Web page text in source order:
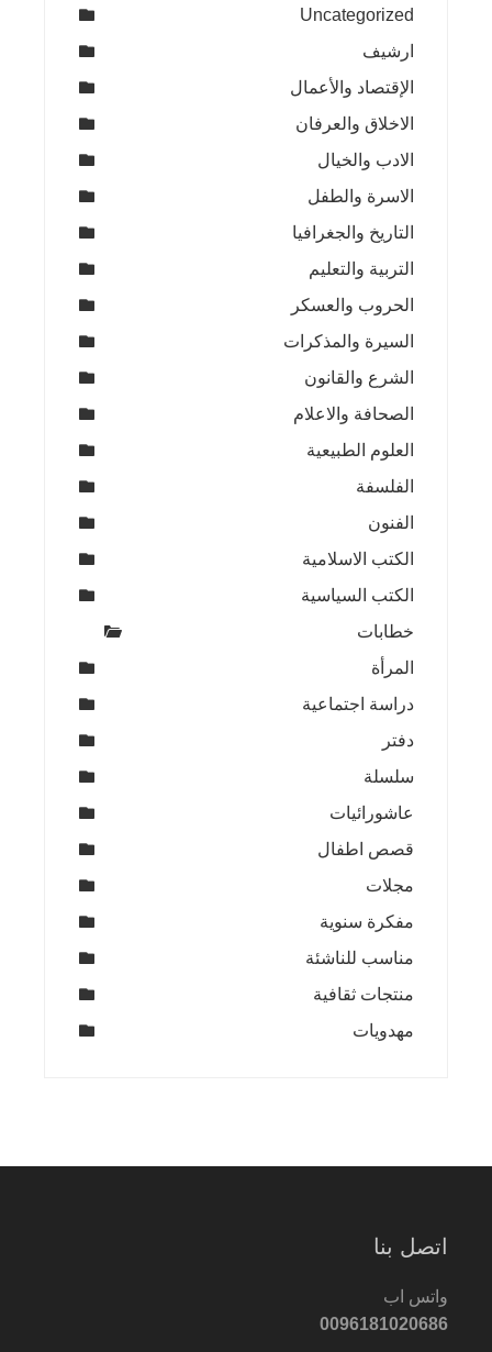
Uncategorized
ارشيف
الإقتصاد والأعمال
الاخلاق والعرفان
الادب والخيال
الاسرة والطفل
التاريخ والجغرافيا
التربية والتعليم
الحروب والعسكر
السيرة والمذكرات
الشرع والقانون
الصحافة والاعلام
العلوم الطبيعية
الفلسفة
الفنون
الكتب الاسلامية
الكتب السياسية
خطابات
المرأة
دراسة اجتماعية
دفتر
سلسلة
عاشورائيات
قصص اطفال
مجلات
مفكرة سنوية
مناسب للناشئة
منتجات ثقافية
مهدويات
اتصل بنا
واتس اب
0096181020686